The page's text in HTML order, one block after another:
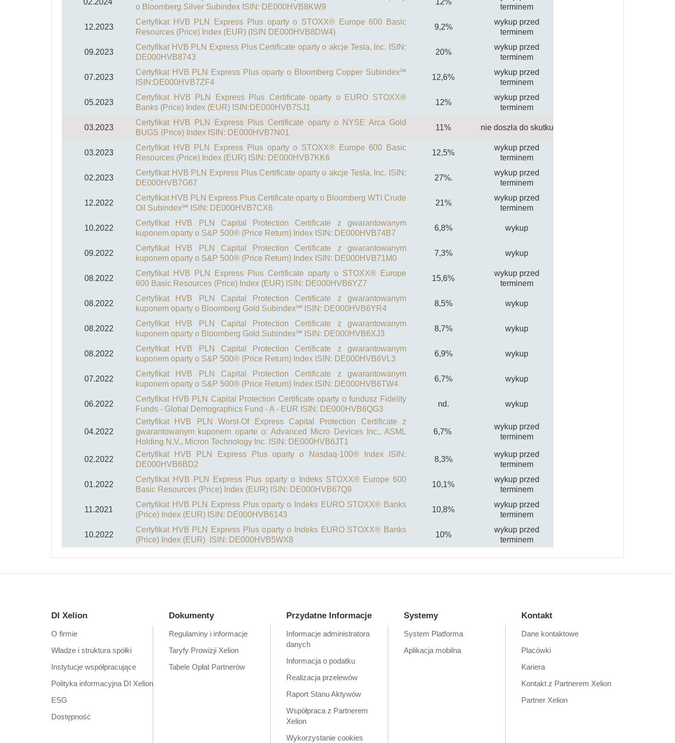
02.2024
o Bloomberg Silver Subindex ISIN: DE000HVB8KW9
12%
terminem
12.2023
Certyfikat HVB PLN Express Plus oparty o STOXX® Europe 600 Basic
Resources (Price) Index (EUR) (ISIN DE000HVB8DW4)
9,2%
wykup przed
terminem
09.2023
Certyfikat HVB PLN Express Plus Certificate oparty o akcje Tesla, Inc. ISIN:
DE000HVB8743
20%
wykup przed
terminem
07.2023
Certyfikat HVB PLN Express Plus oparty o Bloomberg Copper Subindex℠
ISIN:DE000HVB7ZF4
12,6%
wykup przed
terminem
05.2023
Certyfikat HVB PLN Express Plus Certificate oparty o EURO STOXX®
Banks (Price) Index (EUR) ISIN:DE000HVB7SJ1
12%
wykup przed
terminem
03.2023
Certyfikat HVB PLN Express Plus Certificate oparty o NYSE Arca Gold
BUGS (Price) Index ISIN: DE000HVB7N01
11% nie doszła do skutku
03.2023
Certyfikat HVB PLN Express Plus oparty o STOXX® Europe 600 Basic
Resources (Price) Index (EUR) ISIN: DE000HVB7KK6
12,5%
wykup przed
terminem
02.2023
Certyfikat HVB PLN Express Plus Certificate oparty o akcje Tesla, Inc. ISIN:
DE000HVB7G67
27%.
wykup przed
terminem
12.2022
Certyfikat HVB PLN Express Plus Certificate oparty o Bloomberg WTI Crude
Oil Subindex℠ ISIN: DE000HVB7CX6
21%
wykup przed
terminem
10.2022
Certyfikat HVB PLN Capital Protection Certificate z gwarantowanym
kuponem oparty o S&P 500® (Price Return) Index ISIN: DE000HVB74B7
6,8% wykup
09.2022
Certyfikat HVB PLN Capital Protection Certificate z gwarantowanym
kuponem oparty o S&P 500® (Price Return) Index ISIN: DE000HVB71M0
7,3% wykup
08.2022
Certyfikat HVB PLN Express Plus Certificate oparty o STOXX® Europe
600 Basic Resources (Price) Index (EUR) ISIN: DE000HVB6YZ7
15,6%
wykup przed
terminem
08.2022
Certyfikat HVB PLN Capital Protection Certificate z gwarantowanym
kuponem oparty o Bloomberg Gold Subindex℠ ISIN: DE000HVB6YR4
8,5% wykup
08.2022
Certyfikat HVB PLN Capital Protection Certificate z gwarantowanym
kuponem oparty o Bloomberg Gold Subindex℠ ISIN: DE000HVB6XJ3
8,7% wykup
08.2022
Certyfikat HVB PLN Capital Protection Certificate z gwarantowanym
kuponem oparty o S&P 500® (Price Return) Index ISIN: DE000HVB6VL3
6,9% wykup
07.2022
Certyfikat HVB PLN Capital Protection Certificate z gwarantowanym
kuponem oparty o S&P 500® (Price Return) Index ISIN: DE000HVB6TW4
6,7% wykup
06.2022
Certyfikat HVB PLN Capital Protection Certificate oparty o fundusz Fidelity
Funds - Global Demographics Fund - A - EUR ISIN: DE000HVB6QG3
nd. wykup
04.2022
Certyfikat HVB PLN Worst-Of Express Capital Protection Certificate z
gwarantowanym kuponem oparte o: Advanced Micro Devices Inc., ASML
Holding N.V., Micron Technology Inc. ISIN: DE000HVB6JT1
6,7%
wykup przed
terminem
02.2022
Certyfikat HVB PLN Express Plus oparty o Nasdaq-100® Index ISIN:
DE000HVB6BD2
8,3%
wykup przed
terminem
01.2022
Certyfikat HVB PLN Express Plus oparty o Indeks STOXX® Europe 600
Basic Resources (Price) Index (EUR) ISIN: DE000HVB67Q9
10,1%
wykup przed
terminem
11.2021
Certyfikat HVB PLN Express Plus oparty o Indeks EURO STOXX® Banks
(Price) Index (EUR) ISIN: DE000HVB6143
10,8%
wykup przed
terminem
10.2022
Certyfikat HVB PLN Express Plus oparty o Indeks EURO STOXX® Banks
(Price) Index (EUR) ISIN: DE000HVB5WX8
10%
wykup przed
terminem
DI Xelion
O firmie
Władze i struktura spółki
Instytucje współpracujące
Polityka informacyjna DI Xelion
ESG
Dostępność
Dokumenty
Regulaminy i informacje
Taryfy Prowizji Xelion
Tabele Opłat Partnerów
Przydatne Informacje
Informacje administratora
danych
Informacja o podatku
Realizacja przelewów
Raport Stanu Aktywów
Współpraca z Partnerem
Xelion
Wykorzystanie cookies
Systemy
System Platforma
Aplikacja mobilna
Kontakt
Dane kontaktowe
Placówki
Kariera
Kontakt z Partnerem Xelion
Partner Xelion